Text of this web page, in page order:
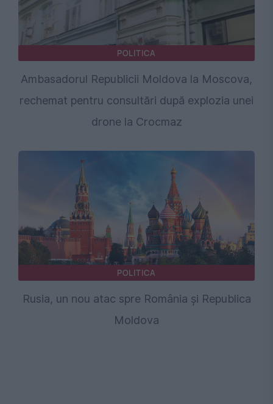
POLITICA
Ambasadorul Republicii Moldova la Moscova,
rechemat pentru consultări după explozia unei
drone la Crocmaz
POLITICA
Rusia, un nou atac spre România și Republica
Moldova